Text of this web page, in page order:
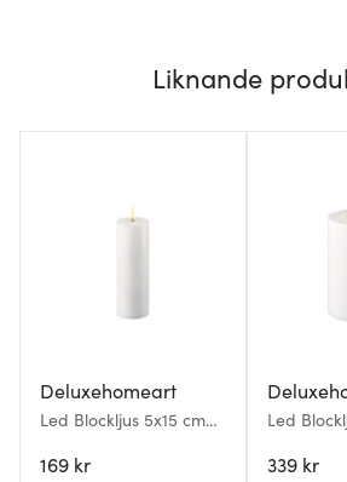
Liknande
Deluxehomeart
Led Blockljus 5x15 cm
169 kr
Led
339 kr